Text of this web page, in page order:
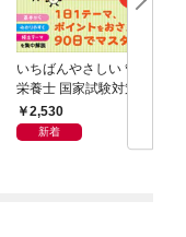
いちばんやさしい 管理
栄養士 国家試験対策講
座2,530
新着